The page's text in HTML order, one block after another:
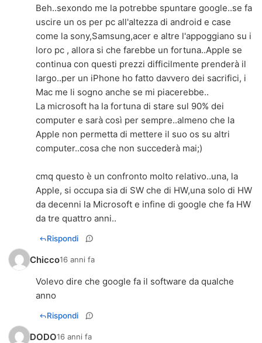
Beh..sexondo me la potrebbe spuntare google..se fa
uscire un os per pc all'altezza di android e case
come la sony,Samsung,acer e altre l'appoggiano su i
loro pc , allora si che farebbe un fortuna..Apple se
continua con questi prezzi difficilmente prenderà il
largo..per un iPhone ho fatto davvero dei sacrifici, i
Mac me li sogno anche se mi piacerebbe..
La microsoft ha la fortuna di stare sul 90% dei
computer e sarà così per sempre..almeno che la
Apple non permetta di mettere il suo os su altri
computer..cosa che non succederà mai;)
cmq questo è un confronto molto relativo..una, la
Apple, si occupa sia di SW che di HW,una solo di HW
da decenni la Microsoft e infine di google che fa HW
da tre quattro anni..
Rispondi
Chicco16 anni fa
Volevo dire che google fa il software da qualche
anno
Rispondi
DODO16 anni fa